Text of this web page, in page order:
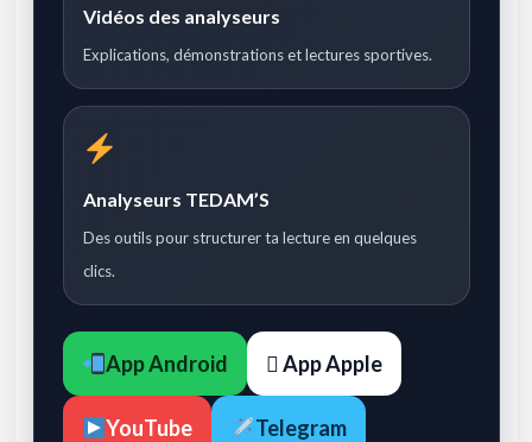
Vidéos des analyseurs
Explications, démonstrations et lectures sportives.
Analyseurs TEDAM’S
Des outils pour structurer ta lecture en quelques
clics.
App Android  App Apple
YouTube Telegram